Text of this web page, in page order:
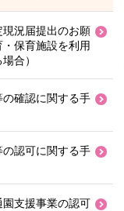
現況届提出のお願
・保育施設を利用
合）
の確認に関する手
の認可に関する手
園支援事業の認可